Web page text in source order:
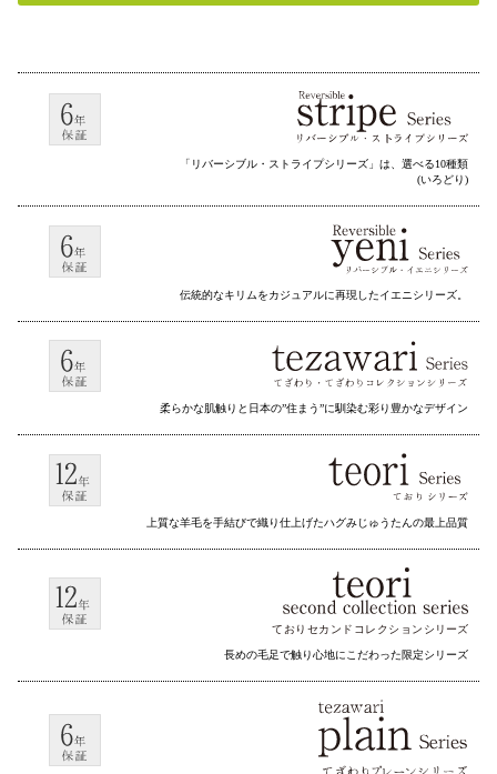
「リバーシブル・ストライプシリーズ」は、選べる10種類
(いろどり)
伝統的なキリムをカジュアルに再現したイエニシリーズ。
柔らかな肌触りと日本の”住まう”に馴染む彩り豊かなデザイン
上質な羊毛を手結びで織り仕上げたハグみじゅうたんの最上品質
ておりセカンドコレクション シリーズ
長めの毛足で触り心地にこだわった限定シリーズ